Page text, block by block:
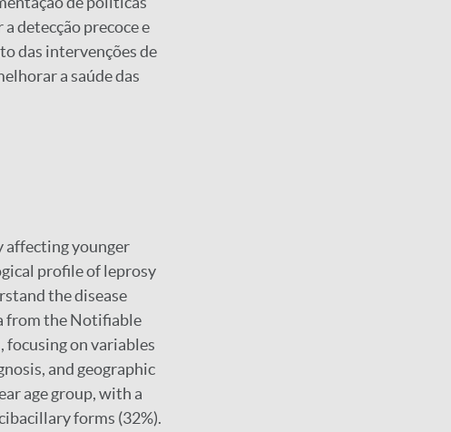
detecção precoce e
das intervenções de
a saúde das
affecting younger
profile of leprosy
the disease
from the Notifiable
focusing on variables
and geographic
age group, with a
forms (32%).